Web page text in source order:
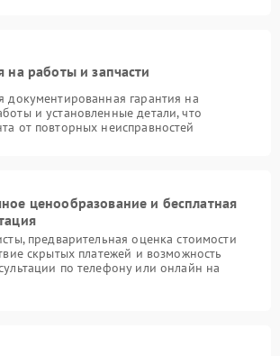
на работы и запчасти
документированная гарантия на
и установленные детали, что
от повторных неисправностей
ценообразование и бесплатная
предварительная оценка стоимости
скрытых платежей и возможность
по телефону или онлайн на